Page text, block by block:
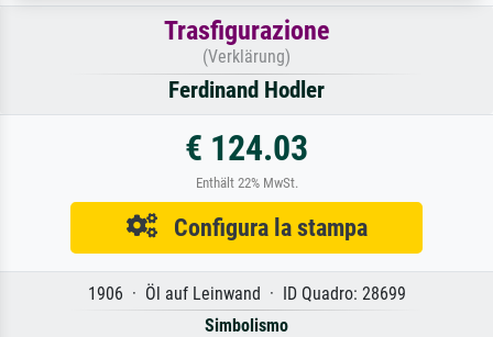
Trasfigurazione
(Verklärung)
Ferdinand Hodler
€ 124.03
Enthält 22% MwSt.
Configura la stampa
1906 · Öl auf Leinwand · ID Quadro: 28699
Simbolismo